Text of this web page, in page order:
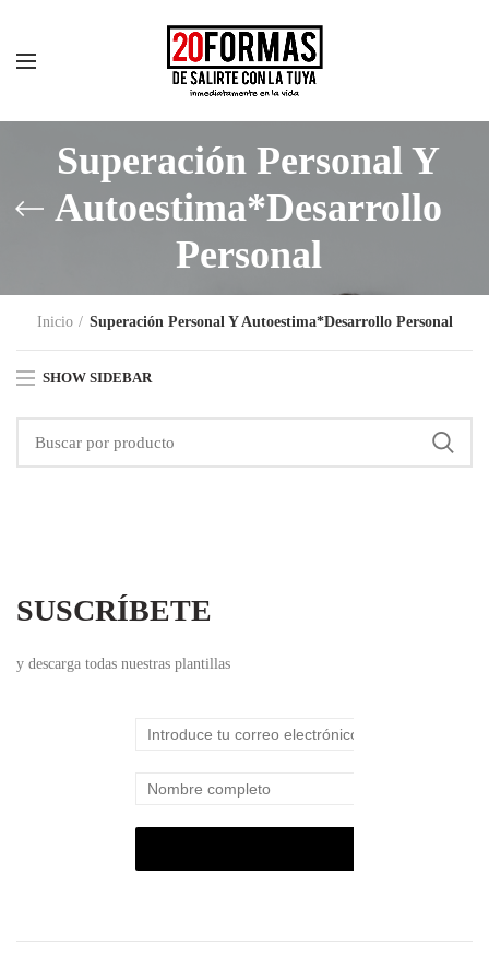
Superación Personal Y
Autoestima*Desarrollo
Personal
Inicio Superación Personal Y Autoestima*Desarrollo Personal
SHOW SIDEBAR
SUSCRÍBETE
y descarga todas nuestras plantillas